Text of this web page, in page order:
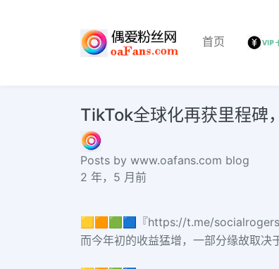
首页
TikTok全球化再获里程碑
Posts by www.oafans.com blog
2 年，5 月前
🟨🟧🟩🟦『https://t.me/socialrogers/
而今年初的收益猛增，一部分缘故取决